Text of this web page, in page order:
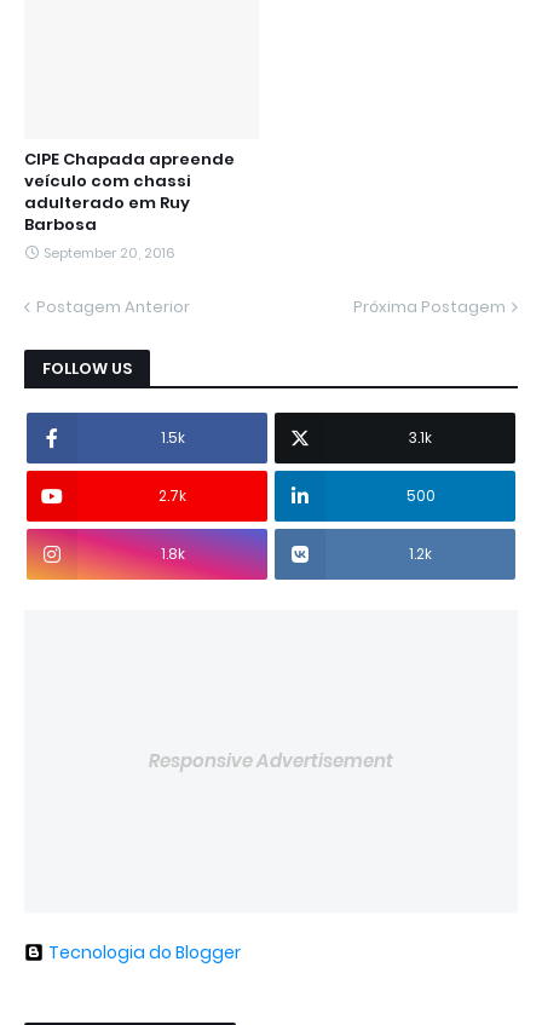
CIPE Chapada apreende
veículo com chassi
adulterado em Ruy
Barbosa
September 20, 2016
Postagem Anterior Próxima Postagem
FOLLOW US
1.5k 3.1k
2.7k 500
1.8k 1.2k
Responsive Advertisement
Tecnologia do Blogger